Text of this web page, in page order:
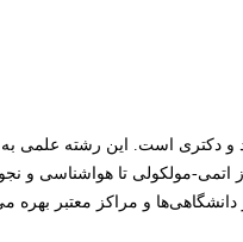
و دکتری است. این رشته علمی
مولکولی تا هواشناسی و
دانشگاهی‌ها و مراکز معتبر بهره